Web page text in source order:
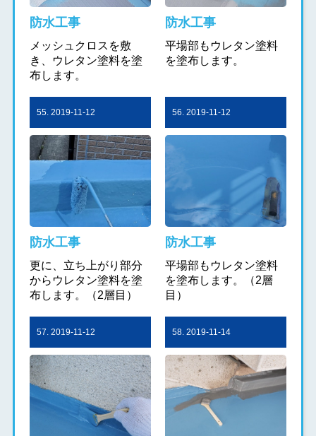
防水工事
メッシュクロスを敷
き、ウレタン塗料を塗
布します。
防水工事
平場部もウレタン塗料
を塗布します。
55. 2019-11-12
防水工事
更に、立ち上がり部分
からウレタン塗料を塗
布します。（2層目）
56. 2019-11-12
防水工事
平場部もウレタン塗料
を塗布します。（2層
目）
57. 2019-11-12 58. 2019-11-14